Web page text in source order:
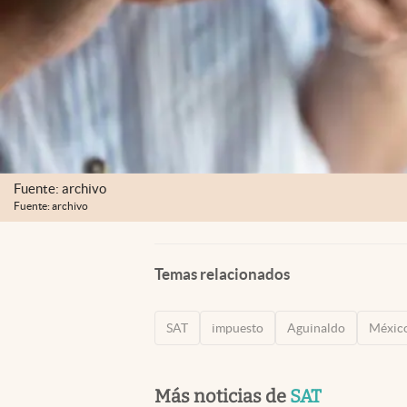
Fuente: archivo
Fuente: archivo
Temas relacionados
SAT impuesto Aguinaldo
Más noticias de SAT